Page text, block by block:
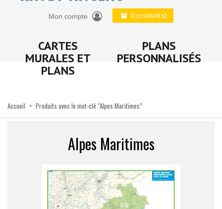
Mon compte 0 produit(s)
CARTES
MURALES ET
PLANS
PLANS
PERSONNALISÉS
Accueil > Produits avec le mot-clé “Alpes Maritimes”
Alpes Maritimes